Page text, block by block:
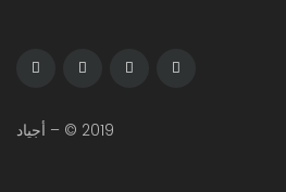
2019 © – أجياد